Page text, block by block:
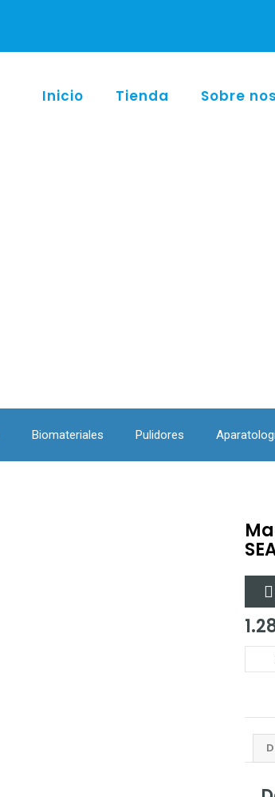
Inicio Tienda Sobre
Biomateriales Pulidores